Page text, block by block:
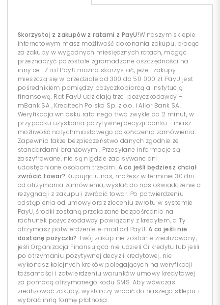
Skorzystaj z zakupów z ratami z PayU!W naszym sklepie
internetowym masz możliwość dokonania zakupu, płacąc
za zakupy w wygodnych miesięcznych ratach, mogąc
przeznaczyć pozostałe zgromadzone oszczędności na
inny cel. Z rat PayU można skorzystać, jeżeli zakupy
mieszczą się w przedziale od 300 do 50 000 zł. PayU jest
pośrednikiem pomiędzy pożyczkobiorcą a instytucją
finansową. Rat PayU udzielają trzej pożyczkodawcy –
mBank SA , Kreditech Polska Sp. z o.o. i Alior Bank SA.
Weryfikacja wniosku ratalnego trwa zwykle do 2 minut, w
przypadku uzyskania pozytywnej decyzji banku - masz
możliwość natychmiastowego dokończenia zamówienia.
Zapewnia także bezpieczeństwo danych zgodnie ze
standardami branżowymi. Przesyłane informacje są
zaszyfrowane, nie są nigdzie zapisywane ani
udostępniane osobom trzecim. A co jeśli będziesz chciał
zwrócić towar? Kupując u nas, możesz w terminie 30 dni
od otrzymania zamówienia, wysłać do nas oświadczenie o
rezygnacji z zakupu i zwrócić towar. Po potwierdzeniu
odstąpienia od umowy oraz zleceniu zwrotu w systemie
PayU, środki zostaną przekazane bezpośrednio na
rachunek pożyczkodawcy powiązany z kredytem, a Ty
otrzymasz potwierdzenie e-mail od PayU. A co jeśli nie
dostanę pożyczki? Twój zakup nie zostanie zrealizowany,
jeśli Organizacja Finansująca nie udzieli Ci kredytu lub jeśli
po otrzymaniu pozytywnej decyzji kredytowej, nie
wykonasz kolejnych kroków polegających na weryfikacji
tożsamości i zatwierdzeniu warunków umowy kredytowej
za pomocą otrzymanego kodu SMS. Aby wówczas
zrealizować zakupy, wystarczy wrócić do naszego sklepu i
wybrać inną formę płatności.